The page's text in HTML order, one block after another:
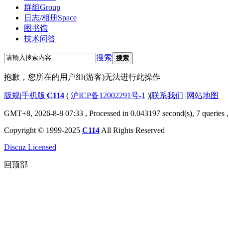
群组Group
日志/相册Space
图书馆
技术问答
搜索 搜索
抱歉，您所在的用户组(游客)无法进行此操作
版规|手机版|C114 ( 沪ICP备12002291号-1 )|联系我们 |网站地图
GMT+8, 2026-8-8 07:33 , Processed in 0.043197 second(s), 7 queries
Copyright © 1999-2025 C114 All Rights Reserved
Discuz Licensed
回顶部